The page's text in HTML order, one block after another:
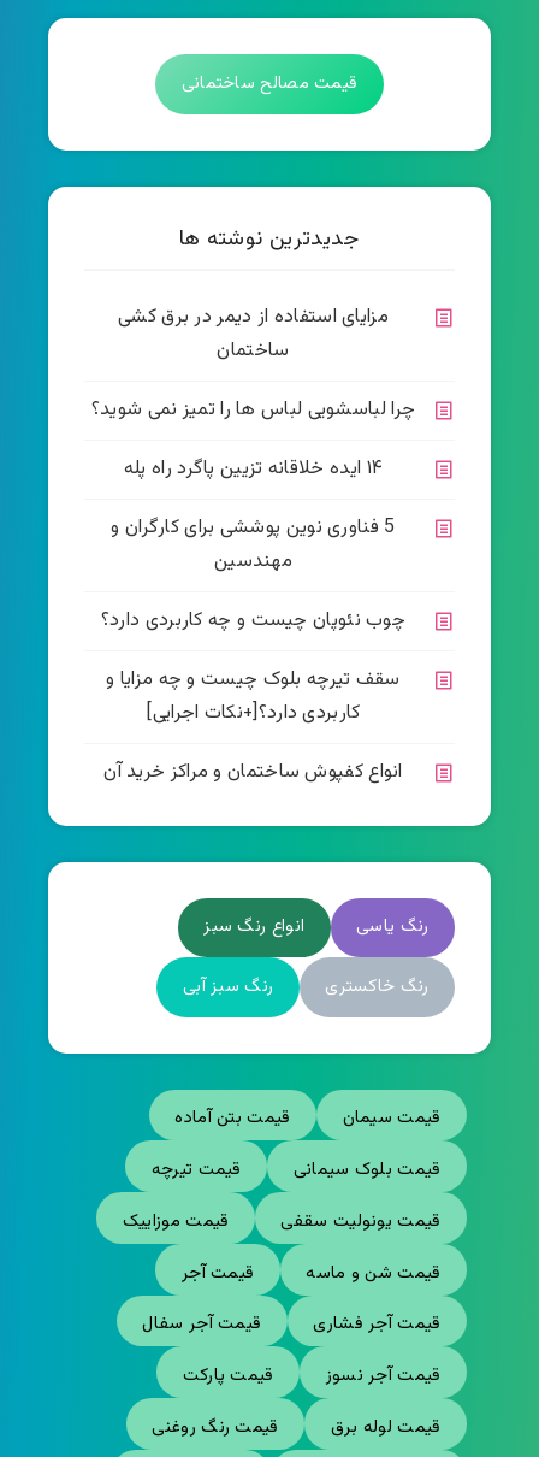
قیمت مصالح ساختمانی
جدیدترین نوشته ها
مزایای استفاده از دیمر در برق کشی
ساختمان
چرا لباسشویی لباس ها را تمیز نمی شوید؟
۱۴ ایده خلاقانه تزیین پاگرد راه پله
5 فناوری نوین پوششی برای کارگران و
مهندسین
چوب نئوپان چیست و چه کاربردی دارد؟
سقف تیرچه بلوک چیست و چه مزایا و
کاربردی دارد؟[+نکات اجرایی]
انواع کفپوش ساختمان و مراکز خرید آن
رنگ یاسی انواع رنگ سبز
رنگ خاکستری رنگ سبز آبی
قیمت سیمان
قیمت بتن آماده
قیمت بلوک سیمانی
قیمت تیرچه
قیمت یونولیت سقفی
قیمت موزاییک
قیمت شن و ماسه
قیمت آجر
قیمت آجر فشاری
قیمت آجر سفال
قیمت آجر نسوز
قیمت پارکت
قیمت لوله برق
قیمت رنگ روغنی